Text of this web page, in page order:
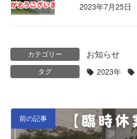
2023年7月25日
カテゴリー お知らせ
タグ 2023年
前の記事